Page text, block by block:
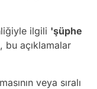
ilgili 'şüphe
bu açıklamalar
veya sıralı